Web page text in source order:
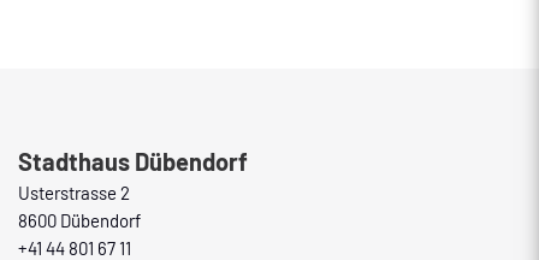
Stadthaus Dübendorf
Usterstrasse 2
8600 Dübendorf
+41 44 801 67 11